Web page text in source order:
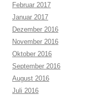
Februar 2017
Januar 2017
Dezember 2016
November 2016
Oktober 2016
September 2016
August 2016
Juli 2016